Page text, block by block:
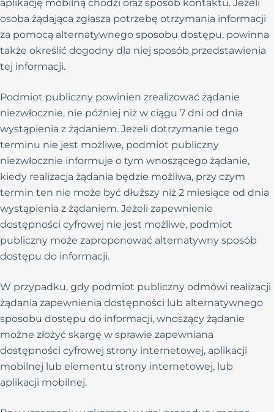
aplikację mobilną chodzi oraz sposób kontaktu. Jeżeli
osoba żądająca zgłasza potrzebę otrzymania informacji
za pomocą alternatywnego sposobu dostępu, powinna
także określić dogodny dla niej sposób przedstawienia
tej informacji.
Podmiot publiczny powinien zrealizować żądanie
niezwłocznie, nie później niż w ciągu 7 dni od dnia
wystąpienia z żądaniem. Jeżeli dotrzymanie tego
terminu nie jest możliwe, podmiot publiczny
niezwłocznie informuje o tym wnoszącego żądanie,
kiedy realizacja żądania będzie możliwa, przy czym
termin ten nie może być dłuższy niż 2 miesiące od dnia
wystąpienia z żądaniem. Jeżeli zapewnienie
dostępności cyfrowej nie jest możliwe, podmiot
publiczny może zaproponować alternatywny sposób
dostępu do informacji.
W przypadku, gdy podmiot publiczny odmówi realizacji
żądania zapewnienia dostępności lub alternatywnego
sposobu dostępu do informacji, wnoszący żądanie
możne złożyć skargę w sprawie zapewniana
dostępności cyfrowej strony internetowej, aplikacji
mobilnej lub elementu strony internetowej, lub
aplikacji mobilnej.